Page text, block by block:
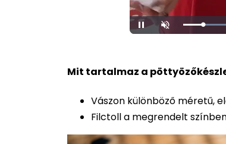
Unmute
Mit tartalmaz a
Vászon különböző méretű,
Filctoll a megrendelt